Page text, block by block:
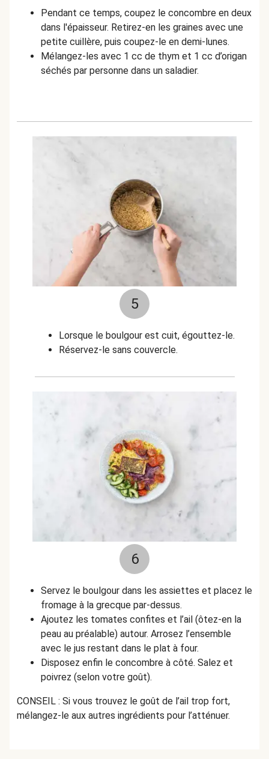
Pendant ce temps, coupez le concombre en deux
dans l'épaisseur. Retirez-en les graines avec une
petite cuillère, puis coupez-le en demi-lunes.
Mélangez-les avec 1 cc de thym et 1 cc d’origan
séchés par personne dans un saladier.
5
Lorsque le boulgour est cuit, égouttez-le.
Réservez-le sans couvercle.
6
Servez le boulgour dans les assiettes et placez le
fromage à la grecque par-dessus.
Ajoutez les tomates confites et l’ail (ôtez-en la
peau au préalable) autour. Arrosez l’ensemble
avec le jus restant dans le plat à four.
Disposez enfin le concombre à côté. Salez et
poivrez (selon votre goût).
CONSEIL : Si vous trouvez le goût de l’ail trop fort,
mélangez-le aux autres ingrédients pour l’atténuer.